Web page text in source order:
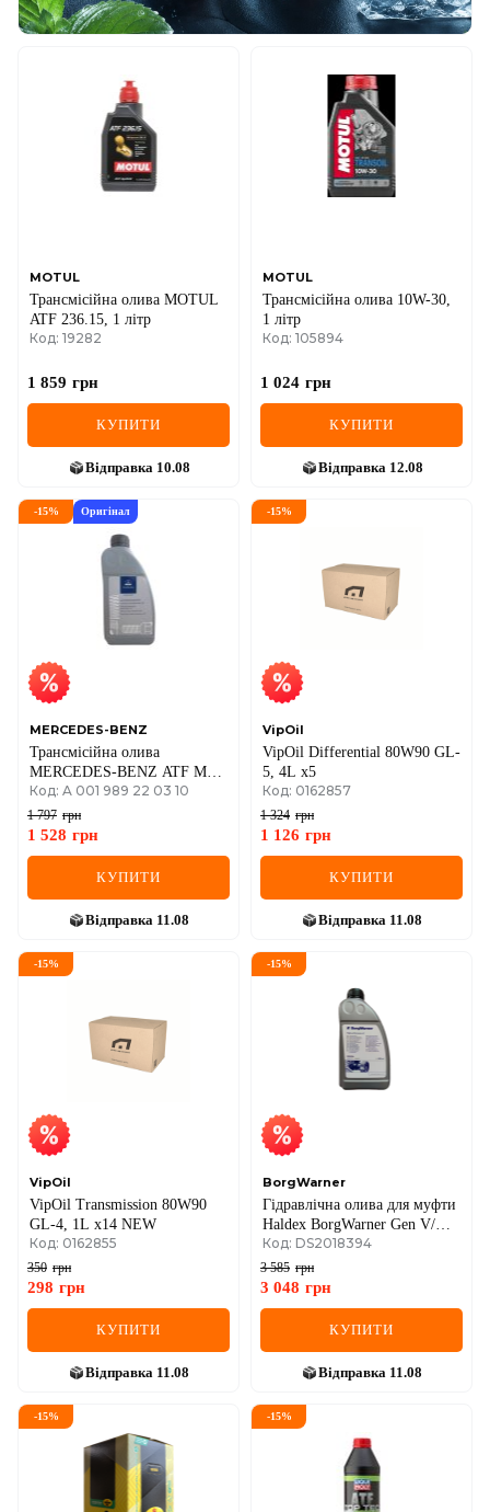
MOTUL
Трансмісійна олива MOTUL
ATF 236.15, 1 літр
Код: 19282
1 859 грн
КУПИТИ
Відправка 10.08
MOTUL
Трансмісійна олива 10W-30,
1 літр
Код: 105894
1 024 грн
КУПИТИ
Відправка 12.08
-15% Оригінал
MERCEDES-BENZ
Трансмісійна олива
MERCEDES-BENZ ATF MB
236.11, 1 літр
Код: A 001 989 22 03 10
1 797 грн
1 528 грн
КУПИТИ
Відправка 11.08
-15%
VipOil
VipOil Differential 80W90 GL-
5, 4L x5
Код: 0162857
1 324 грн
1 126 грн
КУПИТИ
Відправка 11.08
-15%
VipOil
VipOil Transmission 80W90
GL-4, 1L x14 NEW
Код: 0162855
350 грн
298 грн
КУПИТИ
Відправка 11.08
-15%
BorgWarner
Гідравлічна олива для муфти
Haldex BorgWarner Gen V/VI,
0,85 літра
Код: DS2018394
3 585 грн
3 048 грн
КУПИТИ
Відправка 11.08
-15% -15%